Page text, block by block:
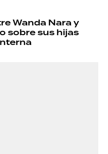
Wanda Nara y
sobre sus hijas